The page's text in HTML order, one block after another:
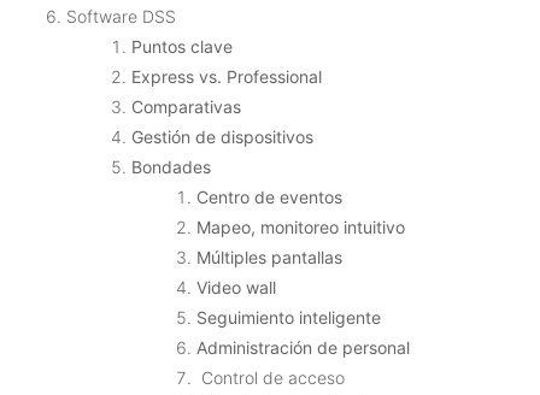
Software DSS
Puntos clave
Express vs. Professional
Comparativas
Gestión de dispositivos
Bondades
Centro de eventos
Mapeo, monitoreo intuitivo
Múltiples pantallas
Video wall
Seguimiento inteligente
Administración de personal
Control de acceso